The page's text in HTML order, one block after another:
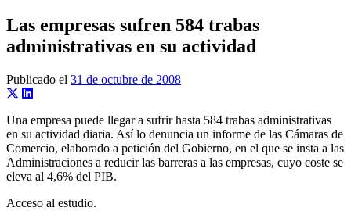
Las empresas sufren 584 trabas
administrativas en su actividad
Publicado el 31 de octubre de 2008
Una empresa puede llegar a sufrir hasta 584 trabas administrativas
en su actividad diaria. Así lo denuncia un informe de las Cámaras de
Comercio, elaborado a petición del Gobierno, en el que se insta a las
Administraciones a reducir las barreras a las empresas, cuyo coste se
eleva al 4,6% del PIB.
Acceso al estudio.